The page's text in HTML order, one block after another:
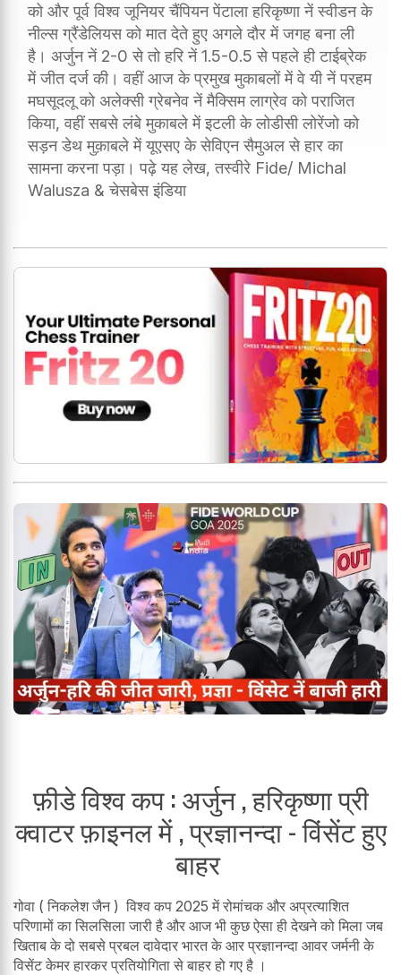
को और पूर्व विश्व जूनियर चैंपियन पेंटाला हरिकृष्णा नें स्वीडन के
नील्स ग्रैंडेलियस को मात देते हुए अगले दौर में जगह बना ली
है। अर्जुन नें 2-0 से तो हरि नें 1.5-0.5 से पहले ही टाईब्रेक
में जीत दर्ज की। वहीं आज के प्रमुख मुकाबलों में वे यी नें परहम
मघसूदलू को अलेक्सी ग्रेबनेव नें मैक्सिम लाग्रेव को पराजित
किया, वहीं सबसे लंबे मुकाबले में इटली के लोडीसी लोरेंजो को
सड़न डेथ मुक़ाबले में यूएसए के सेविएन सैमुअल से हार का
सामना करना पड़ा। पढ़े यह लेख, तस्वीरे Fide/ Michal
Walusza & चेसबेस इंडिया
फ़ीडे विश्व कप : अर्जुन , हरिकृष्णा प्री
क्वाटर फ़ाइनल में , प्रज्ञानन्दा - विंसेंट हुए
बाहर
गोवा ( निकलेश जैन ) विश्व कप 2025 में रोमांचक और अप्रत्याशित
परिणामों का सिलसिला जारी है और आज भी कुछ ऐसा ही देखने को मिला जब
खिताब के दो सबसे प्रबल दावेदार भारत के आर प्रज्ञानन्दा आवर जर्मनी के
विसेंट केमर हारकर प्रतियोगिता से बाहर हो गए है ।